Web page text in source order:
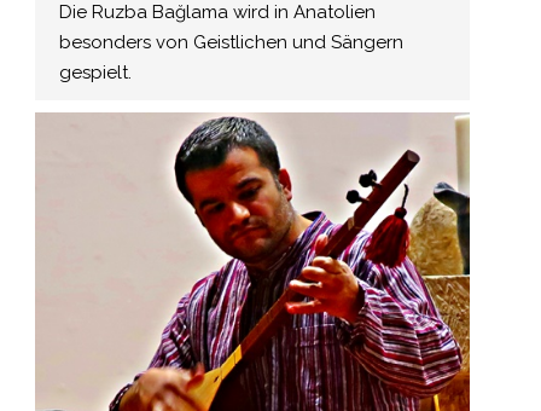
Die Ruzba Bağlama wird in Anatolien
besonders von Geistlichen und Sängern
gespielt.